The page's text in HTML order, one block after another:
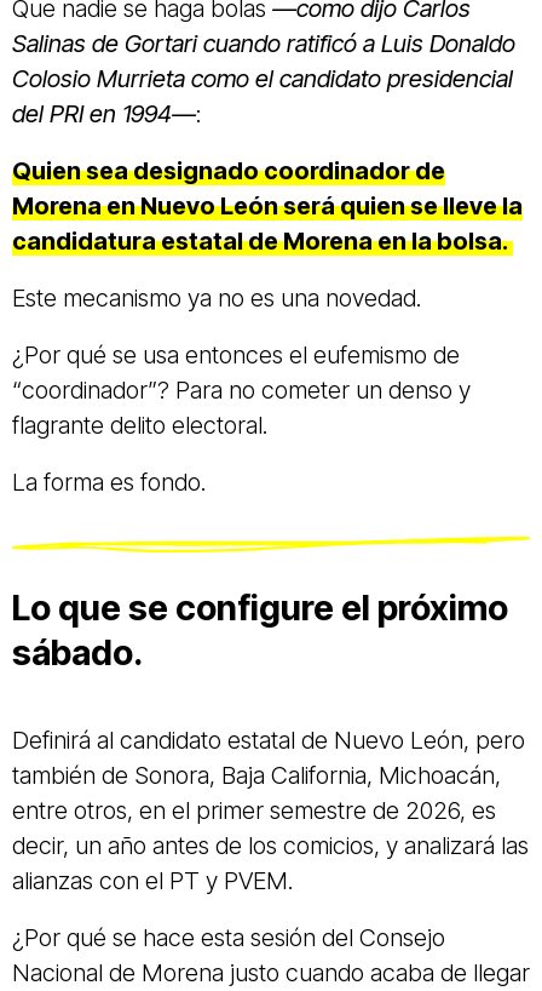
Que nadie se haga bolas —como dijo Carlos
Salinas de Gortari cuando ratificó a Luis Donaldo
Colosio Murrieta como el candidato presidencial
del PRI en 1994—:
Quien sea designado coordinador de
Morena en Nuevo León será quien se lleve la
candidatura estatal de Morena en la bolsa.
Este mecanismo ya no es una novedad.
¿Por qué se usa entonces el eufemismo de
“coordinador”? Para no cometer un denso y
flagrante delito electoral.
La forma es fondo.
Lo que se configure el próximo
sábado.
Definirá al candidato estatal de Nuevo León, pero
también de Sonora, Baja California, Michoacán,
entre otros, en el primer semestre de 2026, es
decir, un año antes de los comicios, y analizará las
alianzas con el PT y PVEM.
¿Por qué se hace esta sesión del Consejo
Nacional de Morena justo cuando acaba de llegar